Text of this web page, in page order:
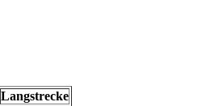
Langstrecke